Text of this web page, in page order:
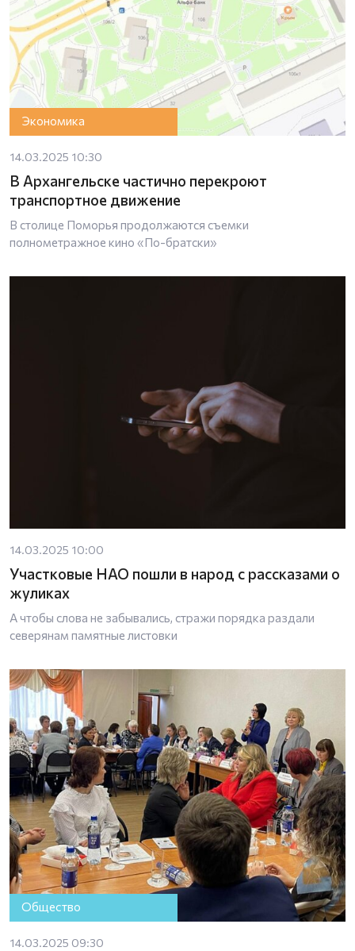
Экономика
14.03.2025 10:30
В Архангельске частично перекроют
транспортное движение
В столице Поморья продолжаются съемки
полнометражное кино «По-братски»
14.03.2025 10:00
Участковые НАО пошли в народ с рассказами о
жуликах
А чтобы слова не забывались, стражи порядка раздали
северянам памятные листовки
Общество
14.03.2025 09:30